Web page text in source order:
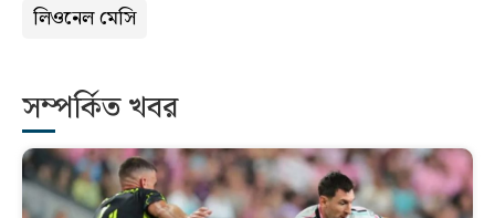
লিওনেল মেসি
সম্পর্কিত খবর